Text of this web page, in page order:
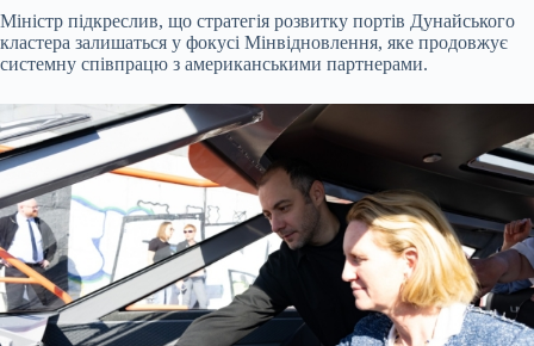
Міністр підкреслив, що стратегія розвитку портів Дунайського
кластера залишаться у фокусі Мінвідновлення, яке продовжує
системну співпрацю з американськими партнерами.